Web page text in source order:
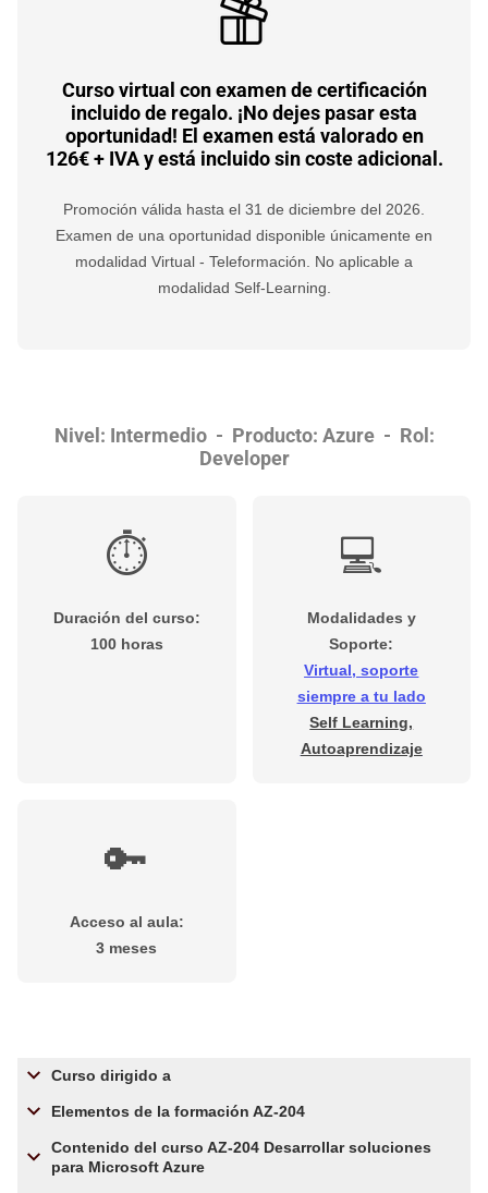
Curso virtual con examen de certificación
incluido de regalo. ¡No dejes pasar esta
oportunidad! El examen está valorado en
126€ + IVA y está incluido sin coste adicional.
Promoción válida hasta el 31 de diciembre del 2026.
Examen de una oportunidad disponible únicamente en
modalidad Virtual - Teleformación. No aplicable a
modalidad Self-Learning.
Nivel: Intermedio - Producto: Azure - Rol:
Developer
⏱️
Duración del curso:
100 horas
💻
Modalidades y
Soporte:
Virtual, soporte
siempre a tu lado
Self Learning,
Autoaprendizaje
🔑
Acceso al aula:
3 meses
Curso dirigido a
Elementos de la formación AZ-204
Contenido del curso AZ-204 Desarrollar soluciones
para Microsoft Azure